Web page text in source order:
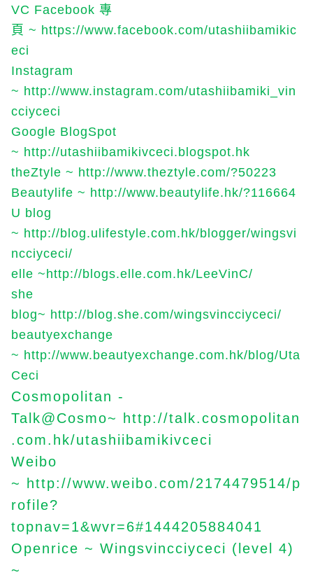
VC Facebook 專
頁 ~ https://www.facebook.com/utashiibamikic
eci
Instagram
~ http://www.instagram.com/utashiibamiki_vin
cciyceci
Google BlogSpot
~ http://utashiibamikivceci.blogspot.hk
theZtyle ~ http://www.theztyle.com/?50223
Beautylife ~ http://www.beautylife.hk/?116664
U blog
~ http://blog.ulifestyle.com.hk/blogger/wingsvi
ncciyceci/
elle ~ http://blogs.elle.com.hk/LeeVinC/
she
blog~ http://blog.she.com/wingsvincciyceci/
beautyexchange
~ http://www.beautyexchange.com.hk/blog/Uta
Ceci
Cosmopolitan -
Talk@Cosmo~
http://talk.cosmopolitan
.com.hk/utashiibamikivceci
Weibo
~
http://www.weibo.com/2174479514/p
rofile?
topnav=1&wvr=6#1444205884041
Openrice ~ Wingsvincciyceci (level 4)
~